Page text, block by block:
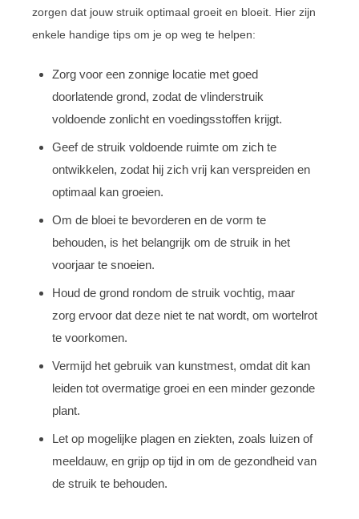
zorgen dat jouw struik optimaal groeit en bloeit. Hier zijn
enkele handige tips om je op weg te helpen:
Zorg voor een zonnige locatie met goed
doorlatende grond, zodat de vlinderstruik
voldoende zonlicht en voedingsstoffen krijgt.
Geef de struik voldoende ruimte om zich te
ontwikkelen, zodat hij zich vrij kan verspreiden en
optimaal kan groeien.
Om de bloei te bevorderen en de vorm te
behouden, is het belangrijk om de struik in het
voorjaar te snoeien.
Houd de grond rondom de struik vochtig, maar
zorg ervoor dat deze niet te nat wordt, om wortelrot
te voorkomen.
Vermijd het gebruik van kunstmest, omdat dit kan
leiden tot overmatige groei en een minder gezonde
plant.
Let op mogelijke plagen en ziekten, zoals luizen of
meeldauw, en grijp op tijd in om de gezondheid van
de struik te behouden.